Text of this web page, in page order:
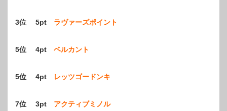
3位 5pt ラヴァーズポイント
5位 4pt ベルカント
5位 4pt レッツゴードンキ
7位 3pt アクティブミノル